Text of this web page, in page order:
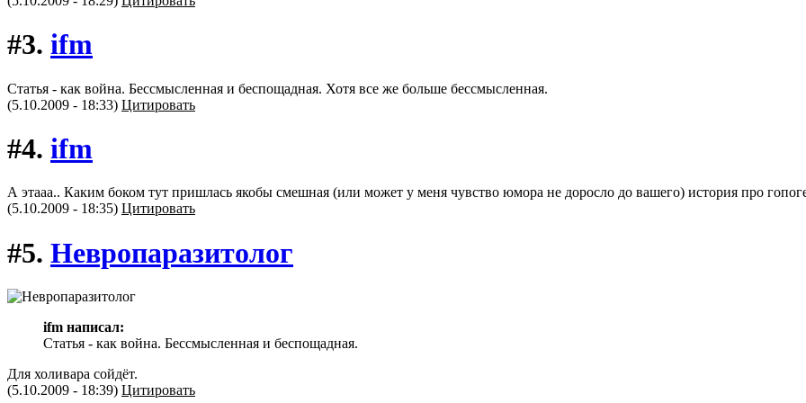
#3. ifm
Статья - как война. Бессмысленная и беспощадная. Хотя все же больше бессмысленная.
(5.10.2009 - 18:33) Цитировать
#4. ifm
А этааа.. Каким боком тут пришлась якобы смешная (или может у меня чувство юмора не доросло до вашего) история про
(5.10.2009 - 18:35) Цитировать
#5. Невропаразитолог
ifm написал:
Статья - как война. Бессмысленная и беспощадная.
Для холивара сойдёт.
(5.10.2009 - 18:39) Цитировать